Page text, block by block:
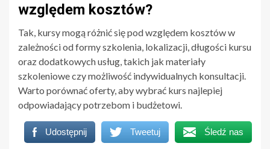
względem kosztów?
Tak, kursy mogą różnić się pod względem kosztów w
zależności od formy szkolenia, lokalizacji, długości kursu
oraz dodatkowych usług, takich jak materiały
szkoleniowe czy możliwość indywidualnych konsultacji.
Warto porównać oferty, aby wybrać kurs najlepiej
odpowiadający potrzebom i budżetowi.
Udostępnij Tweetuj Śledź nas